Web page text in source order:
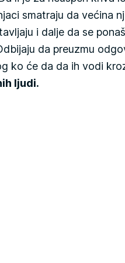
smatraju da većina
i dalje da se
da preuzmu
ko će da da ih vodi
ljudi.